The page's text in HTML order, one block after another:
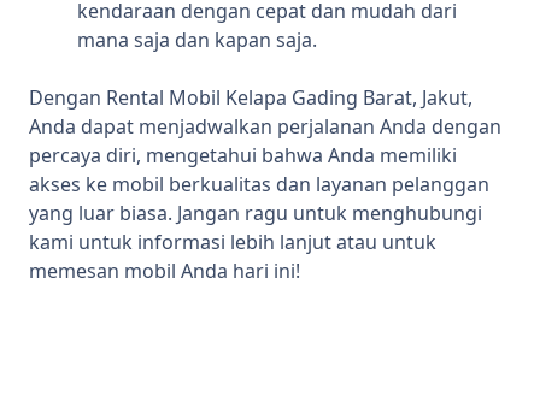
kendaraan dengan cepat dan mudah dari
mana saja dan kapan saja.
Dengan Rental Mobil Kelapa Gading Barat, Jakut,
Anda dapat menjadwalkan perjalanan Anda dengan
percaya diri, mengetahui bahwa Anda memiliki
akses ke mobil berkualitas dan layanan pelanggan
yang luar biasa. Jangan ragu untuk menghubungi
kami untuk informasi lebih lanjut atau untuk
memesan mobil Anda hari ini!